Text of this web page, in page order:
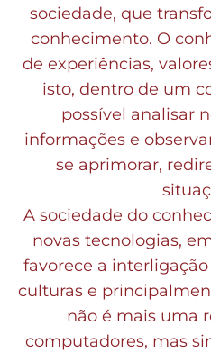
sociedade, que
conhecimento. O
de experiências,
isto, dentro de um
possível analisar
informações e
se aprimorar,
A sociedade do
novas tecnologias,
favorece a
culturas e
não é mais uma
computadores, mas